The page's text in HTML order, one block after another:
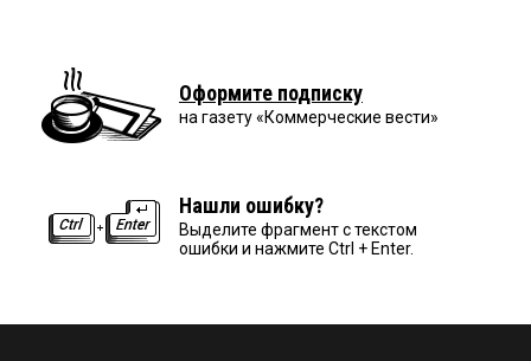
Оформите подписку
на газету «Коммерческие вести»
Нашли ошибку?
Выделите фрагмент с текстом
ошибки и нажмите Ctrl + Enter.